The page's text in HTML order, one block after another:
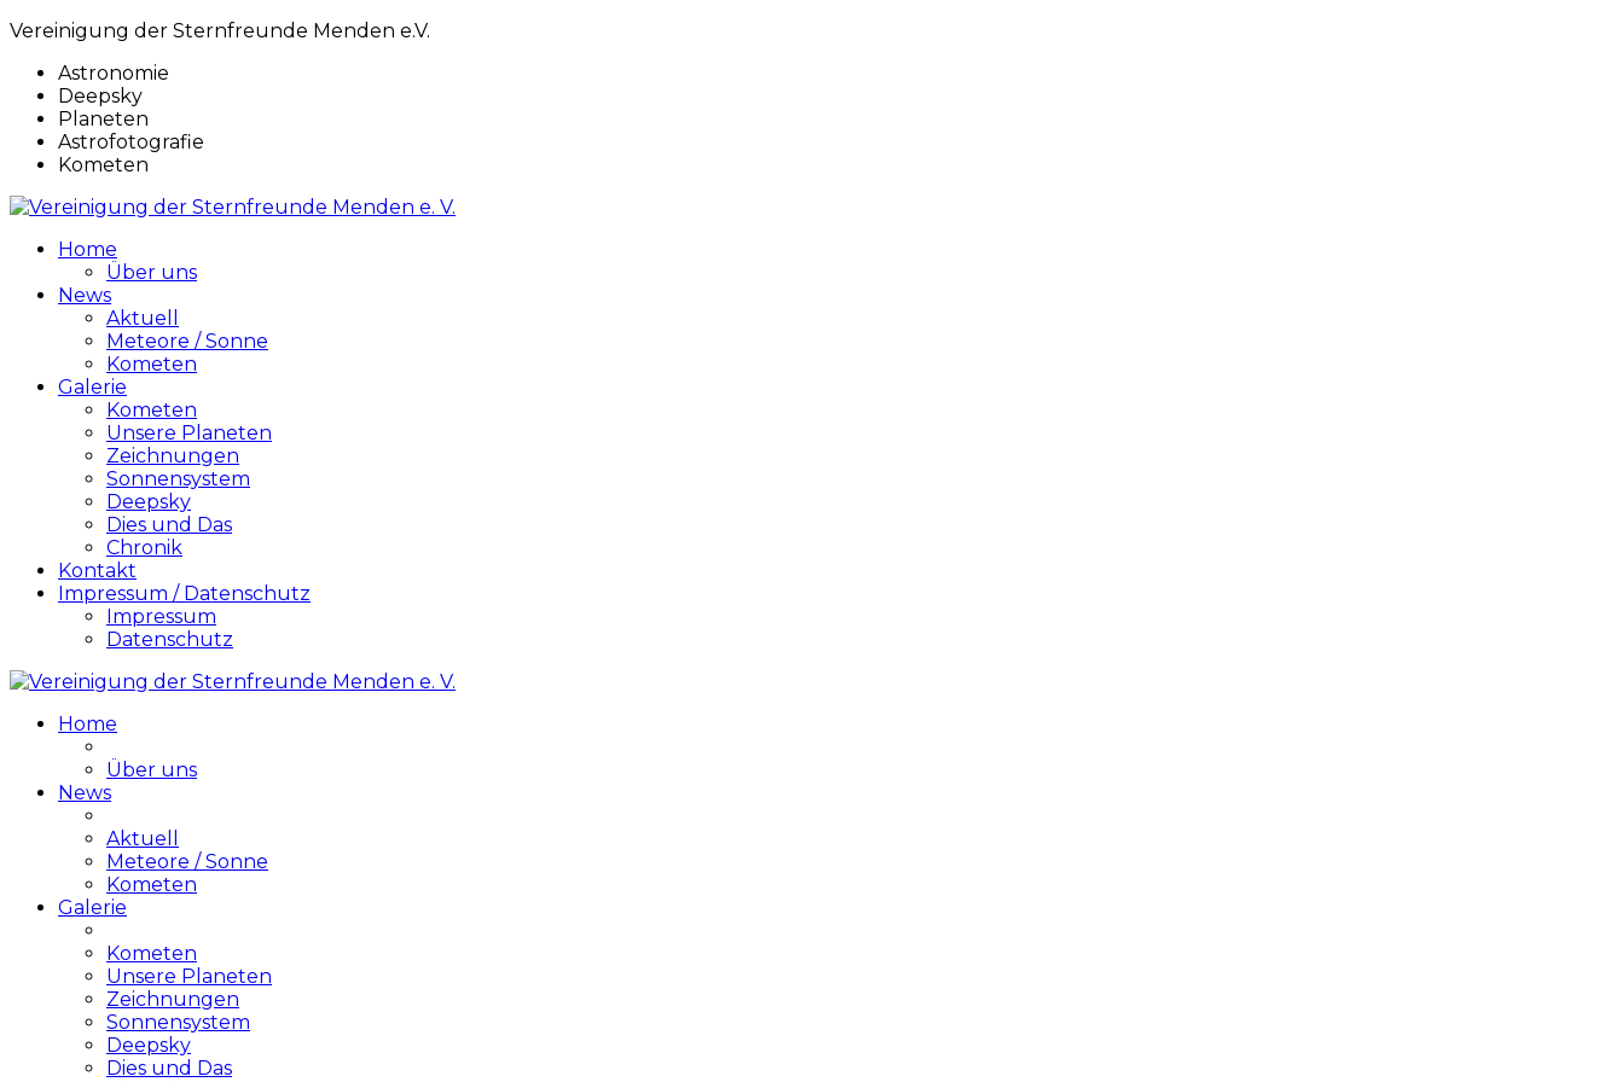
Vereinigung der Sternfreunde Menden e.V.
Astronomie
Deepsky
Planeten
Astrofotografie
Kometen
Home
Über uns
News
Aktuell
Meteore / Sonne
Kometen
Galerie
Kometen
Unsere Planeten
Zeichnungen
Sonnensystem
Deepsky
Dies und Das
Chronik
Kontakt
Impressum / Datenschutz
Impressum
Datenschutz
Home
Über uns
News
Aktuell
Meteore / Sonne
Kometen
Galerie
Kometen
Unsere Planeten
Zeichnungen
Sonnensystem
Deepsky
Dies und Das